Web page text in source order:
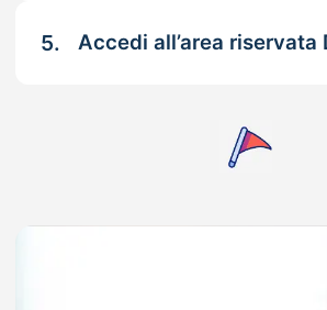
5. Accedi all’area riservata